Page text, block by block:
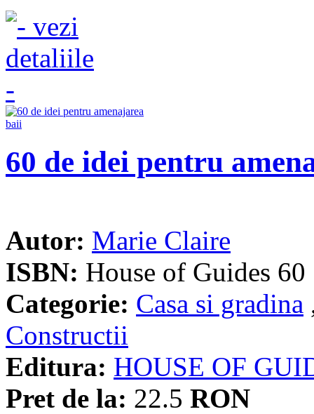
60 de idei pentru
Autor: Marie Claire
ISBN: House of Guides 60
Categorie: Casa si gradina
Constructii
Editura: HOUSE OF
Pret de la: 22.5 RON